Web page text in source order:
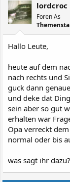
lordcroc
Foren As
Hallo Leute,
heute auf dem
nach rechts und
guck dann
und deke dat
sein aber so gut
erhalten war
Opa verreckt
normal oder bis
was sagt ihr dazu?